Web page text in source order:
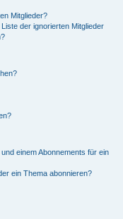
Mitglieder?
der ignorierten Mitglieder
einem Abonnements für ein
ein Thema abonnieren?